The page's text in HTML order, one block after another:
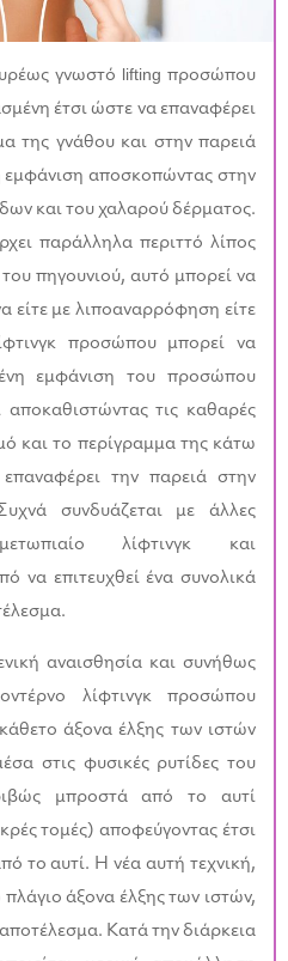
γνωστό lifting προσώπου
έτσι ώστε να επαναφέρει
της γνάθου και στην παρειά
εμφάνιση αποσκοπώντας στην
και του χαλαρού δέρματος.
παράλληλα περιττό λίπος
πηγουνιού, αυτό μπορεί να
είτε με λιποαναρρόφηση είτε
προσώπου μπορεί να
εμφάνιση του προσώπου
αποκαθιστώντας τις καθαρές
και το περίγραμμα της κάτω
την παρειά στην
συνδυάζεται με άλλες
λίφτινγκ και
να επιτευχθεί ένα συνολικά
αναισθησία και συνήθως
λίφτινγκ προσώπου
άξονα έλξης των ιστών
στις φυσικές ρυτίδες του
μπροστά από το αυτί
τομές) αποφεύγοντας έτσι
το αυτί. Η νέα αυτή τεχνική,
άξονα έλξης των ιστών,
Κατά την διάρκεια